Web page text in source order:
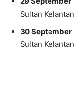
Sultan Kelantan
30 September
Sultan Kelantan